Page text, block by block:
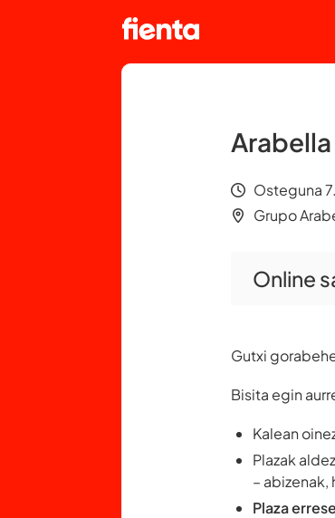
Osteguna
Grupo
Online
Gutxi
Bisita egin
Kalean
Plazak
–
Plaza